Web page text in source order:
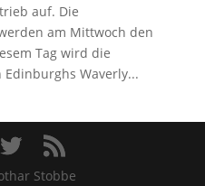
auf. Die
am Mittwoch den
Tag wird die
Waverly...
Stobbe